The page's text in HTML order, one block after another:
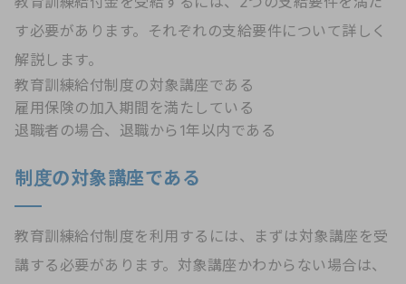
す必要があります。それぞれの支給要件について詳しく
解説します。
教育訓練給付制度の対象講座である
雇用保険の加入期間を満たしている
退職者の場合、退職から1年以内である
制度の対象講座である
教育訓練給付制度を利用するには、まずは対象講座を受
講する必要があります。対象講座かわからない場合は、